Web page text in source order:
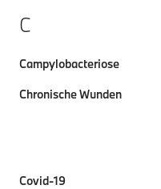
C
Campylobacteriose
Chronische Wunden
Covid-19